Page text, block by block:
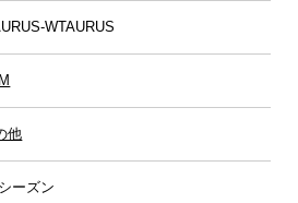
WTAURUS
他
ーズン